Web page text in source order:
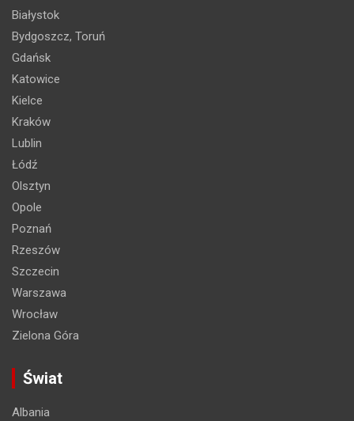
Białystok
Bydgoszcz, Toruń
Gdańsk
Katowice
Kielce
Kraków
Lublin
Łódź
Olsztyn
Opole
Poznań
Rzeszów
Szczecin
Warszawa
Wrocław
Zielona Góra
Świat
Albania